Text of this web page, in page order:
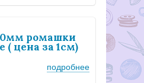
ромашки
( цена за 1см)
подробнее